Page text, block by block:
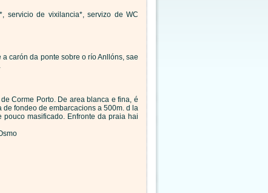
servicio de vixilancia*, servizo de WC
carón da ponte sobre o río Anllóns, sae
Corme Porto. De area blanca e fina, é
fondeo de embarcacions a 500m. d la
masificado. Enfronte da praia hai